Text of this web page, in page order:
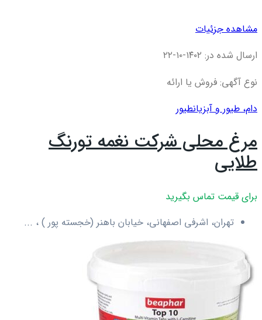
مشاهده جزئیات
ارسال شده در: ۱۴۰۲-۱۰-۲۲
نوع آگهی: فروش یا ارائه
دام، طیور و آبزیانطیور
مرغ محلی شرکت نغمه تورنگ
طلایی
برای قیمت تماس بگیرید
تهران، اشرفی اصفهانی، خیابان باهنر (خجسته پور ) ، ...